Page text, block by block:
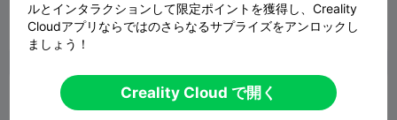
報告  1
《K1C 》 ポートフォリオ
ルとインタラクションして限定ポイントを獲得し、Creality
Cloudアプリならではのさらなるサプライズをアンロックし
ましょう！
Creality Cloud で開く